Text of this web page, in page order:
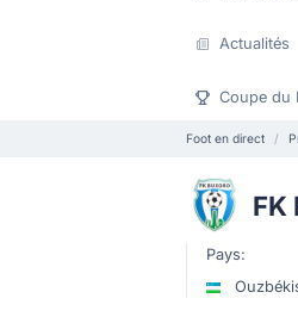
Actualités
Coupe du
Foot en direct
FK
Pays: